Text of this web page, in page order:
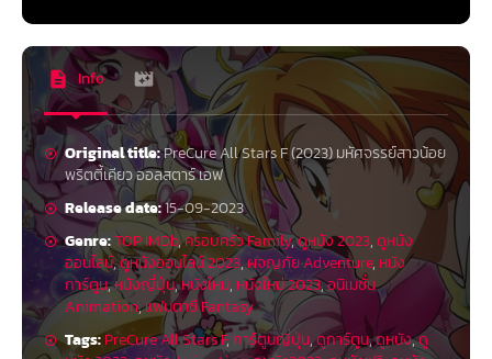
Info
Original title:PreCure All Stars F (2023) มหัศจรรย์สาวน้อย
พริตตี้เคียว ออลสตาร์ เอฟ
Release date:15-09-2023
Genre:TOP IMDb,ครอบครัว Family,ดูหนัง 2023,ดูหนัง
ออนไลน์,ดูหนังออนไลน์ 2023,ผจญภัย Adventure, หนัง
การ์ตูน,หนังญี่ปุ่น,หนังใหม่, หนังใหม่ 2023,อนิเมชั่น
Animation,แฟนตาซี Fantasy
Tags:PreCure All Stars F,การ์ตูนญี่ปุ่น,ดูการ์ตูน,ดูหนัง,ดู